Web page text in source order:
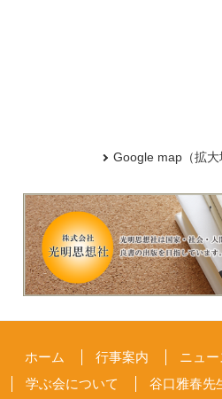
Google map（拡大
ホーム 行事案内
ニュ
学ぶ会について
谷口雅春先